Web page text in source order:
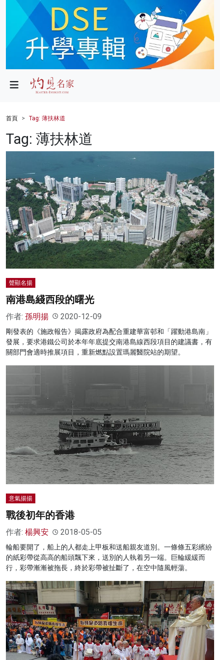
政局
財經
健康
商業
科技
影片
名家榜
灼見活動
首頁 Tag: 薄扶林道
Tag: 薄扶林道
聲顯名揚
南港島綫西段的曙光
作者: 孫明揚 2020-12-09
剛發表的《施政報告》揭露政府為配合重建華富邨和「躍動港島南」
發展，要求港鐵公司於本年年底提交南港島線西段項目的建議書，有
關部門會適時推展項目，重新燃點設置瑪麗醫院站的期望。
意氣揚揚
戰後初年的香港
作者: 楊興安 2018-05-05
輪船要開了，船上的人都走上甲板和送船親友道別。一條條五彩繽紛
的紙彩帶從高高的船頭飄下來，送別的人執着另一端。巨輪緩緩而
行，彩帶漸漸被拖長，終於彩帶被扯斷了，在空中隨風輕蕩。